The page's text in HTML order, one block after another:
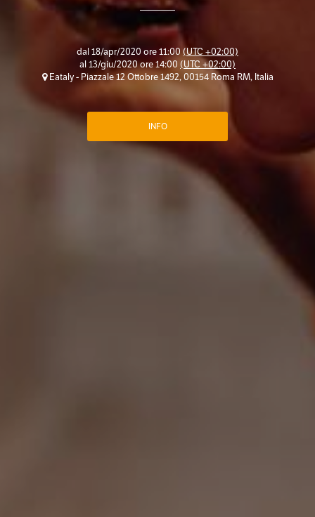
dal18/apr/2020 ore 11:00 (UTC +02:00)
al13/giu/2020 ore 14:00 (UTC +02:00)
Eataly - Piazzale 12 Ottobre 1492, 00154 Roma RM, Italia
INFO